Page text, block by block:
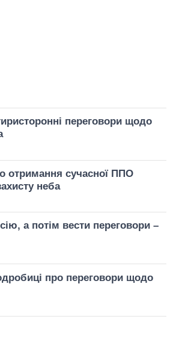
переговори щодо
отримання сучасної ППО
неба
а потім вести переговори –
про переговори щодо